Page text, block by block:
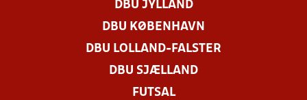
DBU JYLLAND
DBU KØBENHAVN
DBU LOLLAND-FALSTER
DBU SJÆLLAND
FUTSAL